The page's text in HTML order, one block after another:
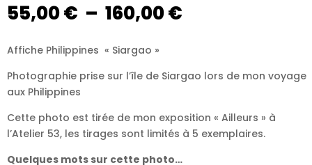
55,00€ – 160,00€
à
Affiche Philippines « Siargao »
Photographie prise sur l’île de Siargao lors de mon voyage
aux Philippines
Cette photo est tirée de mon exposition « Ailleurs » à
l’Atelier 53, les tirages sont limités à 5 exemplaires.
Quelques mots sur cette photo…